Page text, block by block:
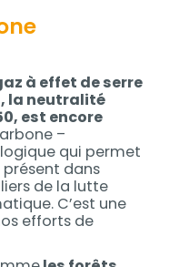
à effet de serre
la neutralité
est encore
–
qui permet
dans
de la lutte
C’est une
efforts de